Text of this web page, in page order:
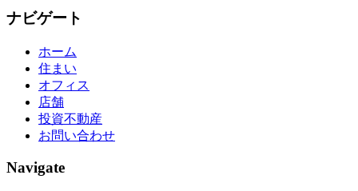
ナビゲート
ホーム
住まい
オフィス
店舗
投資不動産
お問い合わせ
Navigate